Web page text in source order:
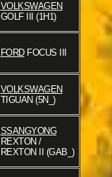
VOLKSWAGEN
GOLF III (1H1)
FORDFOCUS III
VOLKSWAGEN
TIGUAN (5N_)
SSANGYONG
REXTON /
REXTON II (GAB_)